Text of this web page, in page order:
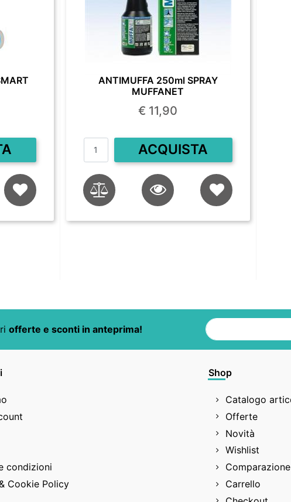
ANTIMUFFA 250ml SPRAY
MUFFANET
€ 11,90
Quantità
ACQUISTA
offerte e sconti in anteprima!
condizioni
Cookie Policy
Shop
Catalogo
Offerte
Novità
Wishlist
Carrello